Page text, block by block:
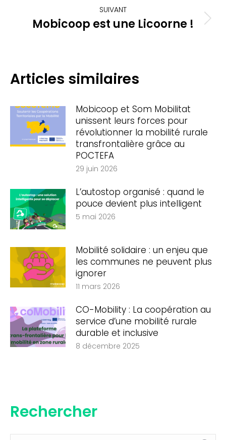
SUIVANT
Article
Mobicoop est une Licoorne !
Articles similaires
Mobicoop et Som Mobilitat
unissent leurs forces pour
révolutionner la mobilité rurale
transfrontalière grâce au
POCTEFA
29 juin 2026
L’autostop organisé : quand le
pouce devient plus intelligent
5 mai 2026
Mobilité solidaire : un enjeu que
les communes ne peuvent plus
ignorer
11 mars 2026
CO-Mobility : La coopération au
service d’une mobilité rurale
durable et inclusive
8 décembre 2025
Rechercher